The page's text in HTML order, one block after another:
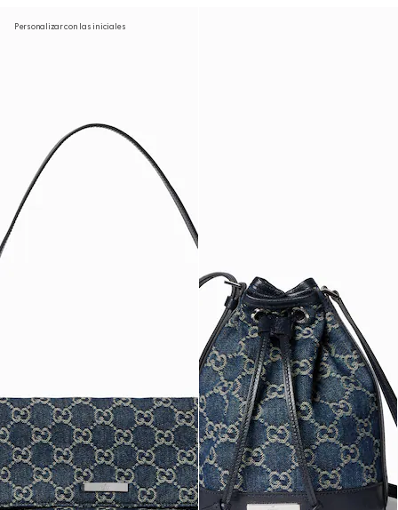
Personalizar con las iniciales